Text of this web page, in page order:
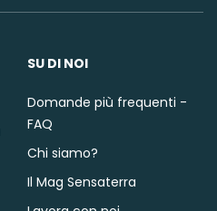
SU DI NOI
Domande più frequenti -
FAQ
Chi siamo?
Il Mag Sensaterra